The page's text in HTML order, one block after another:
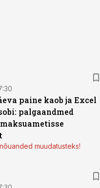
paine kaob ja Excel
palgaandmed
muudatusteks!